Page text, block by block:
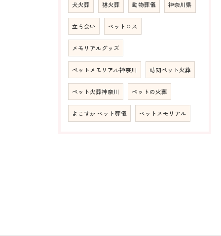
犬火葬 猫火葬 動物葬儀 神奈川県
立ち会い ペットロス
メモリアルグッズ
ペットメモリアル神奈川 訪問ペット火葬
ペット火葬神奈川 ペットの火葬
よこすか ペット葬儀 ペットメモリアル